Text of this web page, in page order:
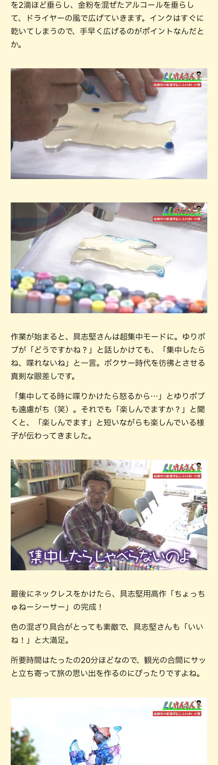
を2滴ほど垂らし、金粉を混ぜたアルコールを垂らし
て、ドライヤーの風で広げていきます。インクはすぐに
乾いてしまうので、手早く広げるのがポイントなんだと
か。
作業が始まると、具志堅さんは超集中モードに。ゆりボ
ブが「どうですかね？」と話しかけても、「集中したら
ね、喋れないね」と一言。ボクサー時代を彷彿とさせる
真剣な眼差しです。
「集中してる時に喋りかけたら怒るから…」とゆりボブ
も遠慮がち（笑）。それでも「楽しんでますか？」と聞
くと、「楽しんでます」と短いながらも楽しんでいる様
子が伝わってきました。
最後にネックレスをかけたら、具志堅用高作「ちょっち
ゅねーシーサー」の完成！
色の混ざり具合がとっても素敵で、具志堅さんも「いい
ね！」と大満足。
所要時間はたったの20分ほどなので、観光の合間にサッ
と立ち寄って旅の思い出を作るのにぴったりですよね。